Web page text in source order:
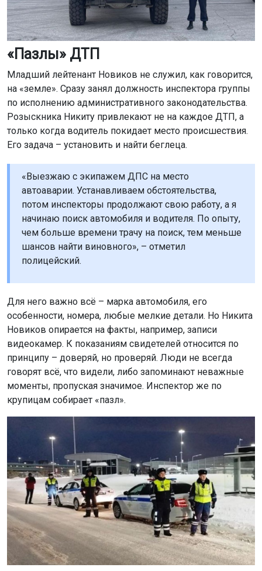
«Пазлы» ДТП
Младший лейтенант Новиков не служил, как говорится,
на «земле». Сразу занял должность инспектора группы
по исполнению административного законодательства.
Розыскника Никиту привлекают не на каждое ДТП, а
только когда водитель покидает место происшествия.
Его задача – установить и найти беглеца.
«Выезжаю с экипажем ДПС на место
автоаварии. Устанавливаем обстоятельства,
потом инспекторы продолжают свою работу, а я
начинаю поиск автомобиля и водителя. По опыту,
чем больше времени трачу на поиск, тем меньше
шансов найти виновного», – отметил
полицейский.
Для него важно всё – марка автомобиля, его
особенности, номера, любые мелкие детали. Но Никита
Новиков опирается на факты, например, записи
видеокамер. К показаниям свидетелей относится по
принципу – доверяй, но проверяй. Люди не всегда
говорят всё, что видели, либо запоминают неважные
моменты, пропуская значимое. Инспектор же по
крупицам собирает «пазл».